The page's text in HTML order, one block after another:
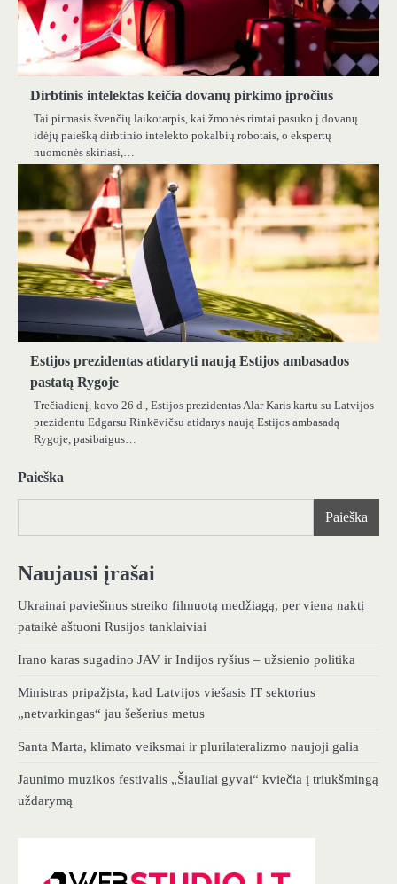
Dirbtinis intelektas keičia dovanų pirkimo įpročius
Tai pirmasis švenčių laikotarpis, kai žmonės rimtai pasuko į dovanų
idėjų paiešką dirbtinio intelekto pokalbių robotais, o ekspertų
nuomonės skiriasi,…
Estijos prezidentas atidaryti naują Estijos ambasados ​​
pastatą Rygoje
Trečiadienį, kovo 26 d., Estijos prezidentas Alar Karis kartu su Latvijos
prezidentu Edgarsu Rinkēvičsu atidarys naują Estijos ambasadą
Rygoje, pasibaigus…
Paieška
Paieška
Naujausi įrašai
Ukrainai paviešinus streiko filmuotą medžiagą, per vieną naktį
pataikė aštuoni Rusijos tanklaiviai
Irano karas sugadino JAV ir Indijos ryšius – užsienio politika
Ministras pripažįsta, kad Latvijos viešasis IT sektorius
„netvarkingas“ jau šešerius metus
Santa Marta, klimato veiksmai ir plurilateralizmo naujoji galia
Jaunimo muzikos festivalis „Šiauliai gyvai“ kviečia į triukšmingą
uždarymą